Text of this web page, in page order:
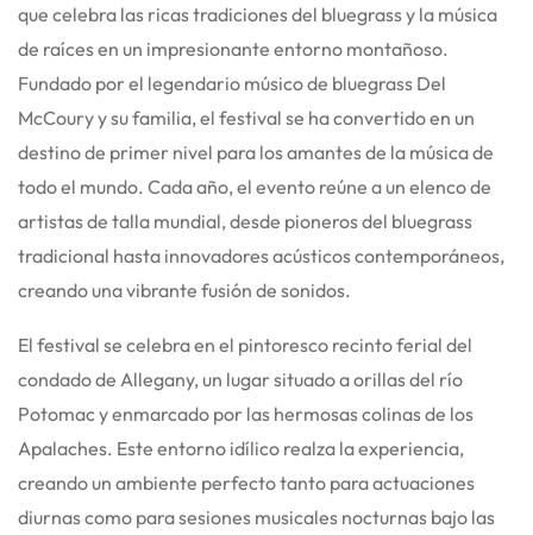
que celebra las ricas tradiciones del bluegrass y la música
de raíces en un impresionante entorno montañoso.
Fundado por el legendario músico de bluegrass Del
McCoury y su familia, el festival se ha convertido en un
destino de primer nivel para los amantes de la música de
todo el mundo. Cada año, el evento reúne a un elenco de
artistas de talla mundial, desde pioneros del bluegrass
tradicional hasta innovadores acústicos contemporáneos,
creando una vibrante fusión de sonidos.
El festival se celebra en el pintoresco recinto ferial del
condado de Allegany, un lugar situado a orillas del río
Potomac y enmarcado por las hermosas colinas de los
Apalaches. Este entorno idílico realza la experiencia,
creando un ambiente perfecto tanto para actuaciones
diurnas como para sesiones musicales nocturnas bajo las